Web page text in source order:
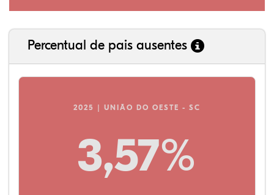
Percentual de pais ausentes
2025 | UNIÃO DO OESTE - SC
3,57%